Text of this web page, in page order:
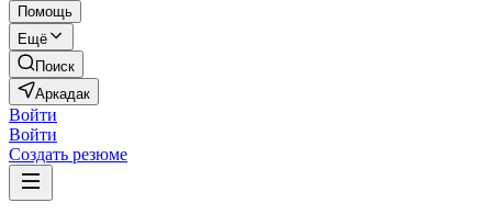
Помощь
Ещё
Поиск
Аркадак
Войти
Войти
Создать резюме